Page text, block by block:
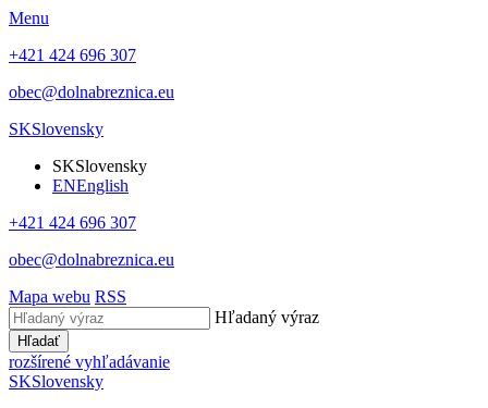
Menu
+421 424 696 307
obec@dolnabreznica.eu
SKSlovensky
SKSlovensky
ENEnglish
+421 424 696 307
obec@dolnabreznica.eu
Mapa webu RSS
Hľadaný výraz
Hľadať
rozšírené vyhľadávanie
SKSlovensky